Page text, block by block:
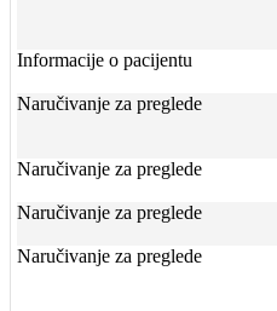
Informacije o pacijentu
Naručivanje za preglede
Naručivanje za preglede
Naručivanje za preglede
Naručivanje za preglede